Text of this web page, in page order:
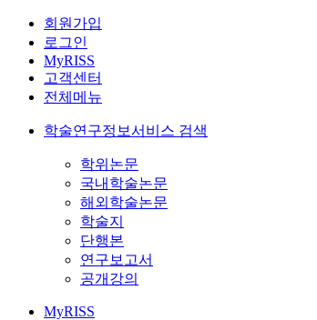
회원가입
로그인
MyRISS
고객센터
전체메뉴
학술연구정보서비스 검색
학위논문
국내학술논문
해외학술논문
학술지
단행본
연구보고서
공개강의
MyRISS